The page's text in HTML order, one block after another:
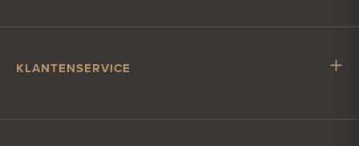
Vacatures
KLANTENSERVICE